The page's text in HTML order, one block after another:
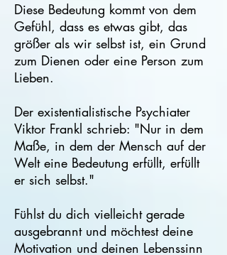
Diese Bedeutung kommt von dem
Gefühl, dass es etwas gibt, das
größer als wir selbst ist, ein Grund
zum Dienen oder eine Person zum
Lieben.
Der existentialistische Psychiater
Viktor Frankl schrieb: "Nur in dem
Maße, in dem der Mensch auf der
Welt eine Bedeutung erfüllt, erfüllt
er sich selbst."
Fühlst du dich vielleicht gerade
ausgebrannt und möchtest deine
Motivation und deinen Lebenssinn